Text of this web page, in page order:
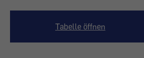
Tabelle öffnen